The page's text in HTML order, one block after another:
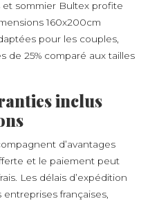
et sommier Bultex profite
160x200cm
pour les couples,
de 25% comparé aux tailles
inclus
d’avantages
et le paiement peut
Les délais d’expédition
françaises,